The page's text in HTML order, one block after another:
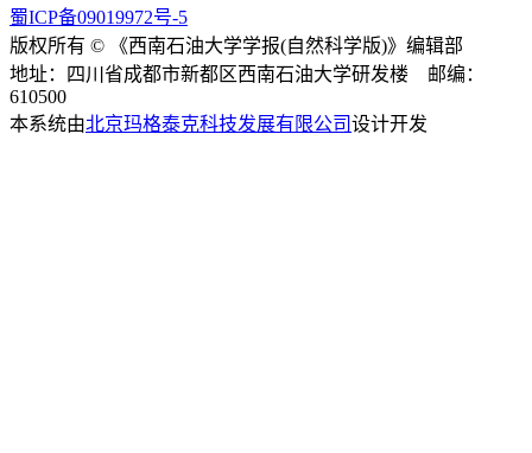
蜀ICP备09019972号-5
版权所有 © 《西南石油大学学报(自然科学版)》编辑部
地址：四川省成都市新都区西南石油大学研发楼 邮编：
610500
本系统由北京玛格泰克科技发展有限公司设计开发